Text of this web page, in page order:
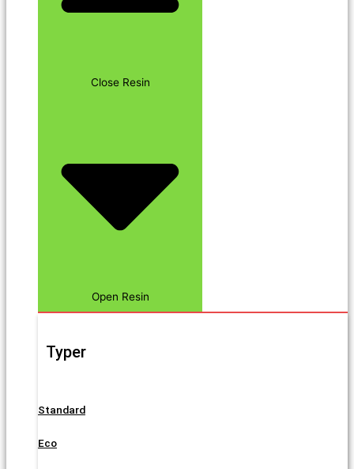
Close Resin
Open Resin
Typer
Standard
Eco